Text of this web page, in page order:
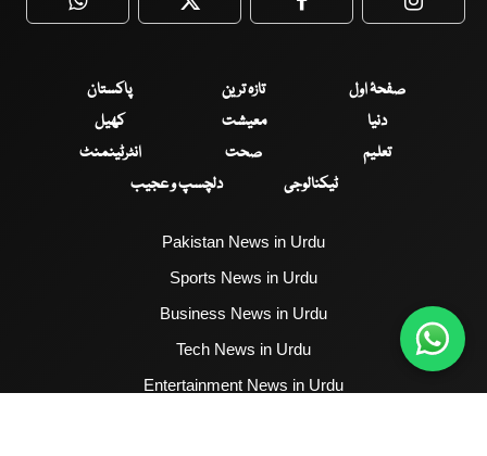
WhatsApp Twitter Facebook
صفحۂ اول تازہ ترین
پاکستان
دنیا
معیشت
کھیل
تعلیم
صحت
انٹرٹینمنٹ
ٹیکنالوجی
دلچسپ و عجیب
Pakistan News in Urdu
Sports News in Urdu
Business News in Urdu
Tech News in Urdu
Entertainment News in Urdu